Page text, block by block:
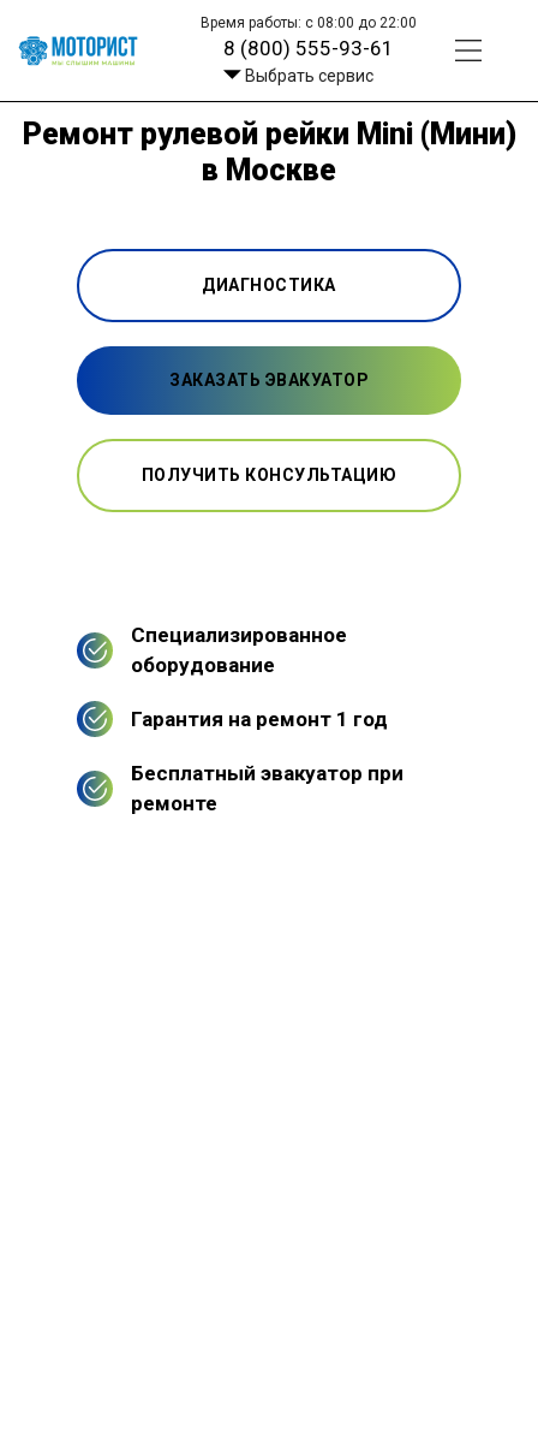
Время работы: с 08:00 до 22:00
8 (800) 555-93-61
Выбрать сервис
Ремонт рулевой рейки Mini (Мини)
в Москве
ДИАГНОСТИКА
ЗАКАЗАТЬ ЭВАКУАТОР
ПОЛУЧИТЬ КОНСУЛЬТАЦИЮ
Специализированное
оборудование
Гарантия на ремонт 1 год
Бесплатный эвакуатор при
ремонте